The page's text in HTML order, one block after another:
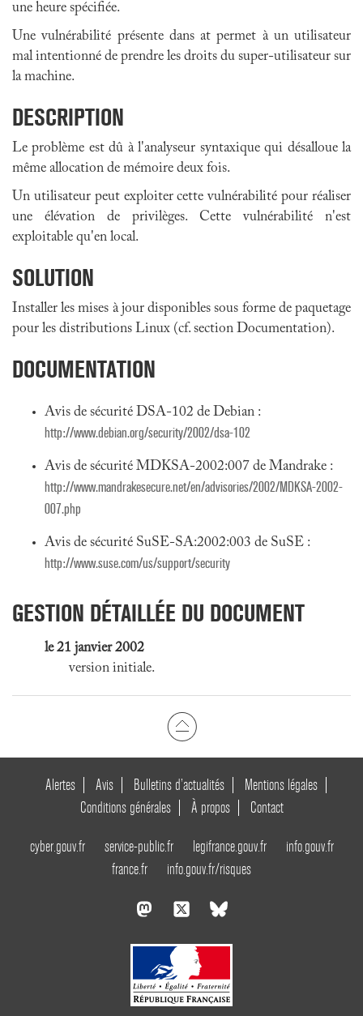
une heure spécifiée.
Une vulnérabilité présente dans at permet à un utilisateur
mal intentionné de prendre les droits du super-utilisateur sur
la machine.
DESCRIPTION
Le problème est dû à l'analyseur syntaxique qui désalloue la
même allocation de mémoire deux fois.
Un utilisateur peut exploiter cette vulnérabilité pour réaliser
une élévation de privilèges. Cette vulnérabilité n'est
exploitable qu'en local.
SOLUTION
Installer les mises à jour disponibles sous forme de paquetage
pour les distributions Linux (cf. section Documentation).
DOCUMENTATION
Avis de sécurité DSA-102 de Debian :
http://www.debian.org/security/2002/dsa-102
Avis de sécurité MDKSA-2002:007 de Mandrake :
http://www.mandrakesecure.net/en/advisories/2002/MDKSA-2002-
007.php
Avis de sécurité SuSE-SA:2002:003 de SuSE :
http://www.suse.com/us/support/security
GESTION DÉTAILLÉE DU DOCUMENT
le 21 janvier 2002
version initiale.
Alertes Avis Bulletins d’actualités
Mentions légales
Conditions générales
À propos Contact
cyber.gouv.fr service-public.fr legifrance.gouv.fr
info.gouv.fr
france.fr
info.gouv.fr/risques